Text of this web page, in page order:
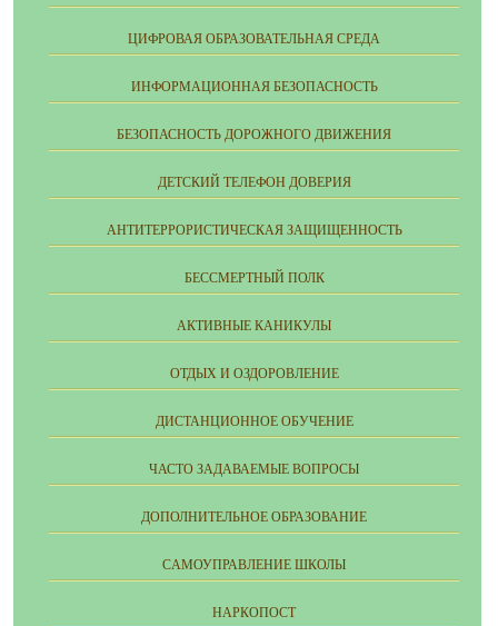
ЦИФРОВАЯ ОБРАЗОВАТЕЛЬНАЯ СРЕДА
ИНФОРМАЦИОННАЯ БЕЗОПАСНОСТЬ
БЕЗОПАСНОСТЬ ДОРОЖНОГО ДВИЖЕНИЯ
ДЕТСКИЙ ТЕЛЕФОН ДОВЕРИЯ
АНТИТЕРРОРИСТИЧЕСКАЯ ЗАЩИЩЕННОСТЬ
БЕССМЕРТНЫЙ ПОЛК
АКТИВНЫЕ КАНИКУЛЫ
ОТДЫХ И ОЗДОРОВЛЕНИЕ
ДИСТАНЦИОННОЕ ОБУЧЕНИЕ
ЧАСТО ЗАДАВАЕМЫЕ ВОПРОСЫ
ДОПОЛНИТЕЛЬНОЕ ОБРАЗОВАНИЕ
CАМОУПРАВЛЕНИЕ ШКОЛЫ
НАРКОПОСТ